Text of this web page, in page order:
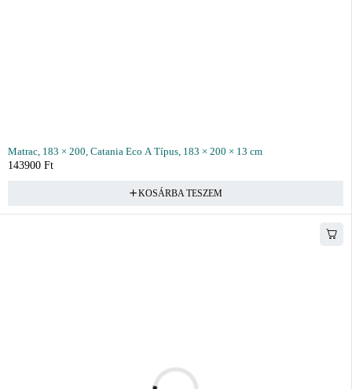
Matrac, 183 × 200, Catania Eco A Típus, 183 × 200 × 13 cm
143900 Ft
KOSÁRBA TESZEM